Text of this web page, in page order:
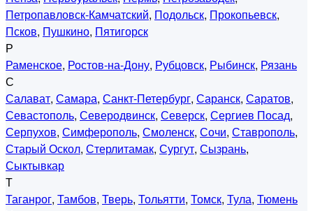
Петропавловск-Камчатский, Подольск, Прокопьевск,
Псков, Пушкино, Пятигорск
Р
Раменское, Ростов-на-Дону, Рубцовск, Рыбинск, Рязань
С
Салават, Самара, Санкт-Петербург, Саранск, Саратов,
Севастополь, Северодвинск, Северск, Сергиев Посад,
Серпухов, Симферополь, Смоленск, Сочи, Ставрополь,
Старый Оскол, Стерлитамак, Сургут, Сызрань,
Сыктывкар
Т
Таганрог, Тамбов, Тверь, Тольятти, Томск, Тула, Тюмень